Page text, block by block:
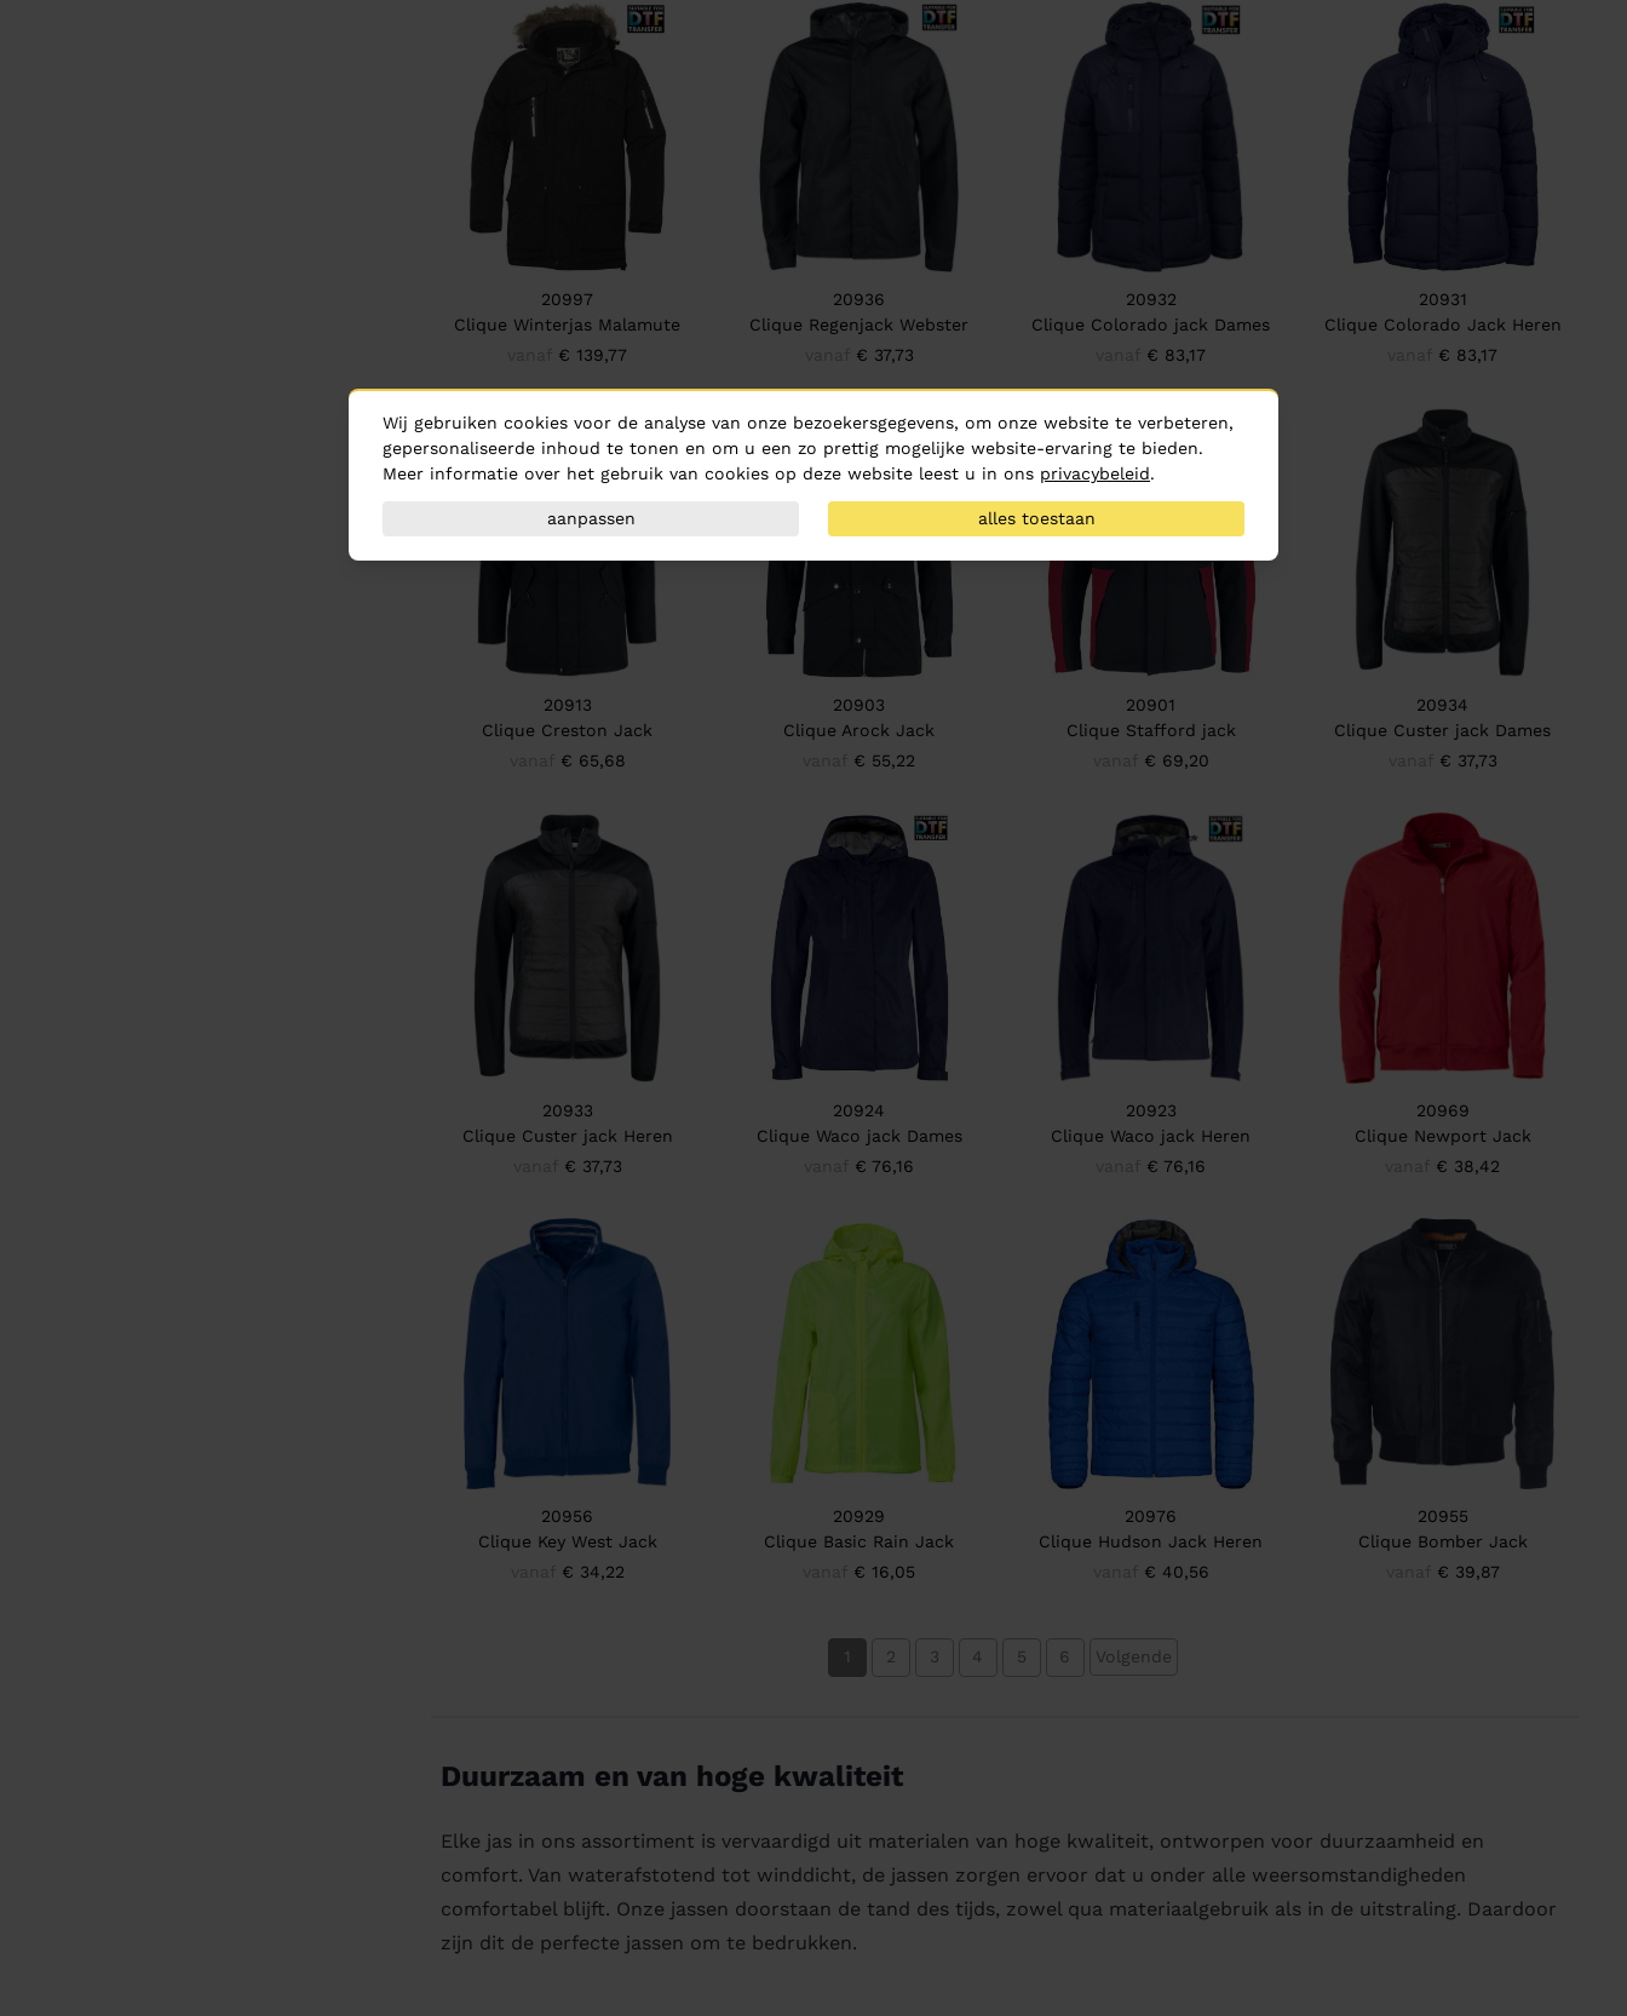
20997
Clique Winterjas Malamute
€ 139,77
20936
Clique Regenjack Webster
€ 37,73
20932
Clique Colorado jack Dames
€ 83,17
20931
Clique Colorado Jack Heren
€ 83,17
20913
Clique Creston Jack
€ 65,68
20903
Clique Arock Jack
€ 55,22
20901
Clique Stafford jack
€ 69,20
20934
Clique Custer jack Dames
€ 37,73
20933
Clique Custer jack Heren
€ 37,73
20924
Clique Waco jack Dames
€ 76,16
20923
Clique Waco jack Heren
€ 76,16
20969
Clique Newport Jack
€ 38,42
20956
Clique Key West Jack
€ 34,22
20929
Clique Basic Rain Jack
€ 16,05
20976
Clique Hudson Jack Heren
€ 40,56
20955
Clique Bomber Jack
€ 39,87
1 2 3 4 5 6 Volgende
Duurzaam en van hoge kwaliteit
Elke jas in ons assortiment is vervaardigd uit materialen van hoge kwaliteit, ontworpen voor duurzaamheid en
comfort. Van waterafstotend tot winddicht, de jassen zorgen ervoor dat u onder alle weersomstandigheden
comfortabel blijft. Onze jassen doorstaan de tand des tijds, zowel qua materiaalgebruik als in de uitstraling. Daardoor
zijn dit de perfecte jassen om te bedrukken.
Wij gebruiken cookies voor de analyse van onze bezoekersgegevens, om onze website te verbeteren,
gepersonaliseerde inhoud te tonen en om u een zo prettig mogelijke website-ervaring te bieden.
Meer informatie over het gebruik van cookies op deze website leest u in ons privacybeleid.
aanpassen alles toestaan